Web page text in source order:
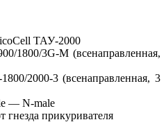
ТАУ-2000
1800/3G-М (всенаправленная,
2000-3 (всенаправленная, 3
— N-male
гнезда прикуривателя